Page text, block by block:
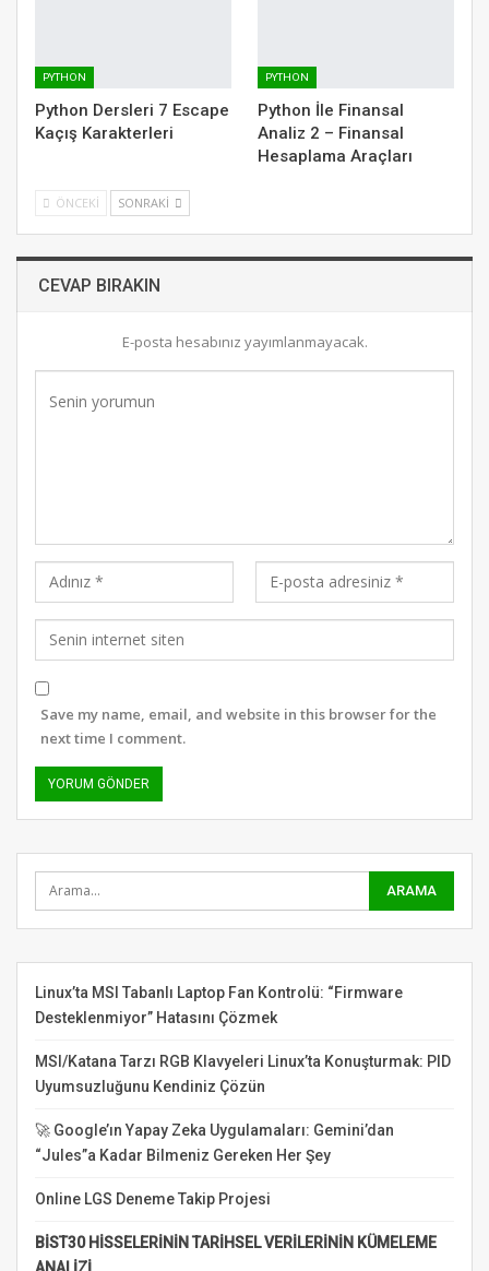
PYTHON
Python Dersleri 7 Escape
Kaçış Karakterleri
PYTHON
Python İle Finansal
Analiz 2 – Finansal
Hesaplama Araçları
ÖNCEKI SONRAKI
CEVAP BIRAKIN
E-posta hesabınız yayımlanmayacak.
Save my name, email, and website in this browser for the
next time I comment.
Linux’ta MSI Tabanlı Laptop Fan Kontrolü: “Firmware
Desteklenmiyor” Hatasını Çözmek
MSI/Katana Tarzı RGB Klavyeleri Linux’ta Konuşturmak: PID
Uyumsuzluğunu Kendiniz Çözün
🚀 Google’ın Yapay Zeka Uygulamaları: Gemini’dan
“Jules”a Kadar Bilmeniz Gereken Her Şey
Online LGS Deneme Takip Projesi
BİST30 HİSSELERİNİN TARİHSEL VERİLERİNİN KÜMELEME
ANALİZİ